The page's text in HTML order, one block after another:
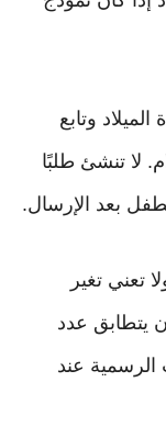
وتابع
لا تنشئ طلبًا
بعد الإرسال.
تعني تغير
يتطابق عدد
الرسمية عند